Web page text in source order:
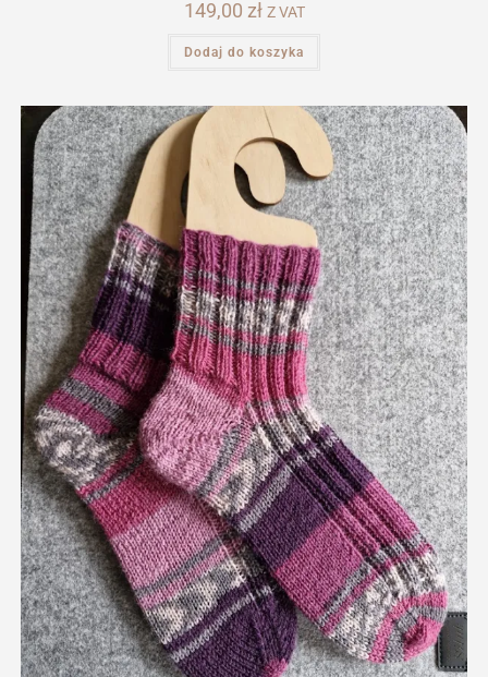
149,00 zł Z VAT
Dodaj do koszyka